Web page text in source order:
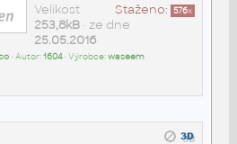
Staženo: 576x
Velikost
253,8kB• ze dne
25.05.2016
• Autor:1604• Výrobce:waseem